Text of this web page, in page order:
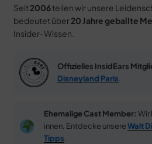
Seit 2006teilen wir unsere
bedeutet über 20 Jahre geballte
Insider-Wissen.
Offizielles InsidEars
Disneyland Paris.
Ehemalige Cast Member: Wir
innen. Entdecke unsereWalt
Tipps.